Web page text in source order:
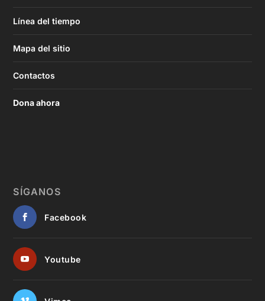
Línea del tiempo
Mapa del sitio
Contactos
Dona ahora
SÍGANOS
Facebook
Youtube